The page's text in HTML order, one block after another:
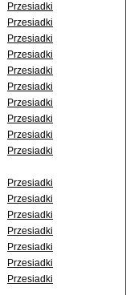
Przesiadki
Przesiadki
Przesiadki
Przesiadki
Przesiadki
Przesiadki
Przesiadki
Przesiadki
Przesiadki
Przesiadki
Przesiadki
Przesiadki
Przesiadki
Przesiadki
Przesiadki
Przesiadki
Przesiadki